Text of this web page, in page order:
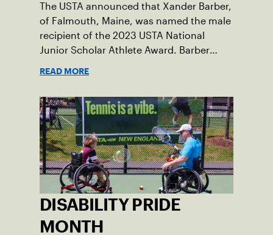
The USTA announced that Xander Barber,
of Falmouth, Maine, was named the male
recipient of the 2023 USTA National
Junior Scholar Athlete Award. Barber
His impact on the tennis court was felt
immediately as Barber led Falmouth to a
state championship and was named the
state’s Player of the Year.
READ MORE
DISABILITY PRIDE
MONTH